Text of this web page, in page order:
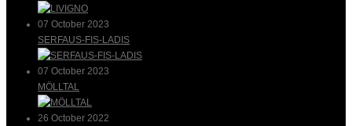
07 October 2023
SERFAUS-FIS-LADIS
07 October 2023
MÖLLTAL
26 October 2022